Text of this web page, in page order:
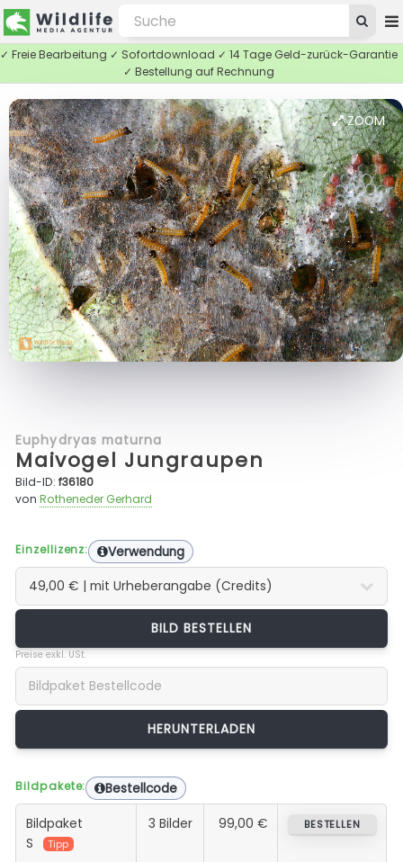
✓ Freie Bearbeitung ✓ Sofortdownload ✓ 14 Tage Geld-zurück-Garantie
✓ Bestellung auf Rechnung
ZOOM
Euphydryas maturna
Maivogel Jungraupen
Bild-ID:f36180
vonRotheneder Gerhard
Einzellizenz: Verwendung
BILD BESTELLEN
Preise exkl. USt.
Bildpakete: Bestellcode
Bildpaket
S
Tipp
3 Bilder 99,00 € BESTELLEN